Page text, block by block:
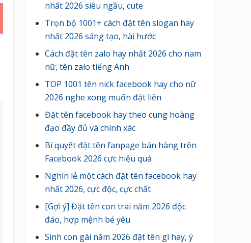
nhất 2026 siêu ngầu, cute
Trọn bộ 1001+ cách đặt tên slogan hay
nhất 2026 sáng tạo, hài hước
Cách đặt tên zalo hay nhất 2026 cho nam
nữ, tên zalo tiếng Anh
TOP 1001 tên nick facebook hay cho nữ
2026 nghe xong muốn đặt liền
Đặt tên facebook hay theo cung hoàng
đạo đầy đủ và chính xác
Bí quyết đặt tên fanpage bán hàng trên
Facebook 2026 cực hiệu quả
Nghìn lẻ một cách đặt tên facebook hay
nhất 2026, cực độc, cực chất
[Gợi ý] Đặt tên con trai năm 2026 độc
đáo, hợp mệnh bé yêu
Sinh con gái năm 2026 đặt tên gì hay, ý